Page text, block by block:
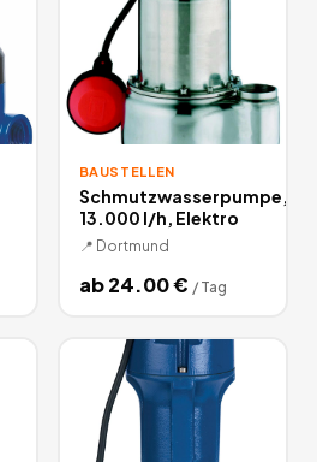
BAUSTELLEN
Schmutzwasserpumpe,
13.000 l/h, Elektro
📍 Dortmund
ab24.00€ / Tag